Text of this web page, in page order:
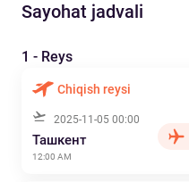
Sayohat jadvali
1 - Reys
Chiqish reysi
2025-11-05 00:00
Ташкент
12:00 AM